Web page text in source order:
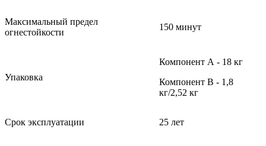
Максимальный предел
огнестойкости
150 минут
Упаковка
Компонент А - 18 кг
Компонент В - 1,8
кг/2,52 кг
Срок эксплуатации 25 лет